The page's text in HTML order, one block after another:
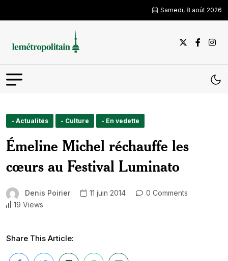
Samedi, 8 août 2026
- Actualités - Culture - En vedette
Émeline Michel réchauffe les
cœurs au Festival Luminato
Denis Poirier 11 juin 2014
0 Comments
19 Views
Share This Article: